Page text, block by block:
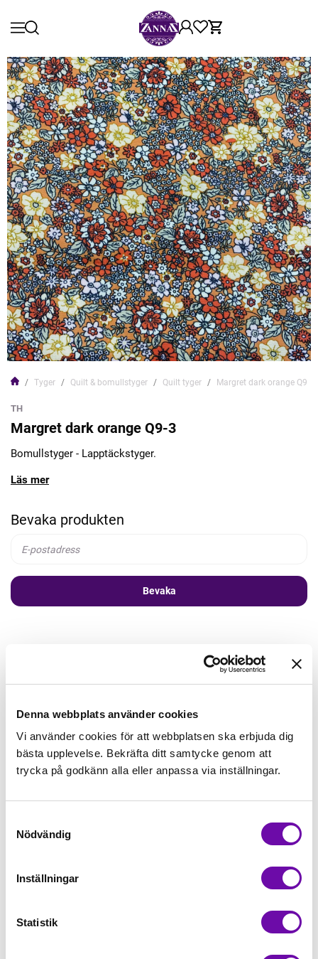
Denna webbplats använder cookies
Vi använder cookies för att webbplatsen ska erbjuda dig
bästa upplevelse. Bekräfta ditt samtycke genom att
trycka på godkänn alla eller anpassa via inställningar.
Nödvändig
Inställningar
Statistik
Tyger Quilt & bomullstyger Quilt tyger Margret dark orange Q9-3
TH
Margret dark orange Q9-3
Bomullstyger - Lapptäckstyger.
Läs mer
Bevaka produkten
Bevaka
Lägg först önskad mängd i varukorgen,
välj sedan matchande tillbehör
Tråd matchande +45,00kr
Minsta beställning: 0.5 m